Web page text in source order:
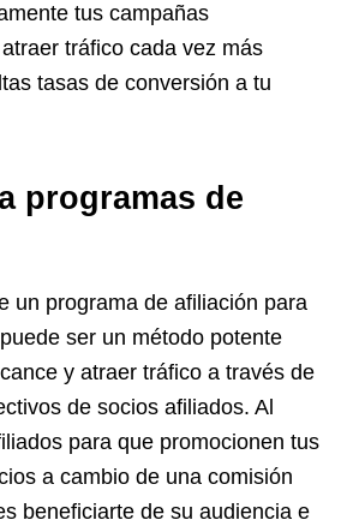
tus campañas
tráfico cada vez más
tasas de conversión a tu
programas de
un programa de afiliación para
ser un método potente
y atraer tráfico a través de
de socios afiliados. Al
para que promocionen tus
a cambio de una comisión
beneficiarte de su audiencia e